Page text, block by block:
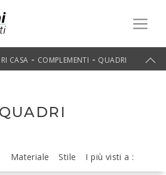
CASA - COMPLEMENTI - QUADRI
QUADRI
Materiale Stile I più visti a :